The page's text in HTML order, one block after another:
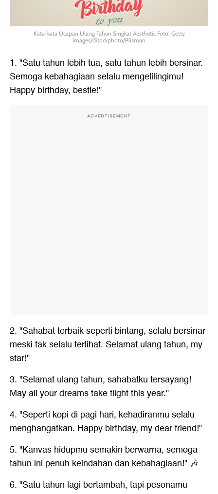
Kata-kata Ucapan Ulang Tahun Singkat Aesthetic Foto: Getty
Images/iStockphoto/Plisman
1. "Satu tahun lebih tua, satu tahun lebih bersinar.
Semoga kebahagiaan selalu mengelilingimu!
Happy birthday, bestie!"
ADVERTISEMENT
2. "Sahabat terbaik seperti bintang, selalu bersinar
meski tak selalu terlihat. Selamat ulang tahun, my
star!"
3. "Selamat ulang tahun, sahabatku tersayang!
May all your dreams take flight this year."
4. "Seperti kopi di pagi hari, kehadiranmu selalu
menghangatkan. Happy birthday, my dear friend!"
5. "Kanvas hidupmu semakin berwarna, semoga
tahun ini penuh keindahan dan kebahagiaan!" 🎶
6. "Satu tahun lagi bertambah, tapi pesonamu